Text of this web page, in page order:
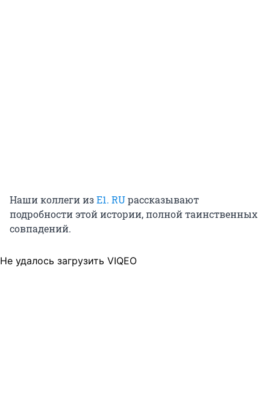
Наши коллеги изE1. RUрассказывают
подробности этой истории, полной таинственных
совпадений.
Не удалось загрузить VIQEO